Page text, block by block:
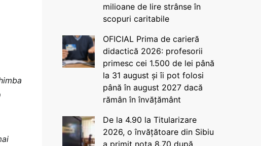
milioane de lire strânse în
scopuri caritabile
OFICIAL Prima de carieră
didactică 2026: profesorii
primesc cei 1.500 de lei până
la 31 august și îi pot folosi
până în august 2027 dacă
rămân în învățământ
De la 4.90 la Titularizare
2026, o învățătoare din Sibiu
a primit nota 8.70 după